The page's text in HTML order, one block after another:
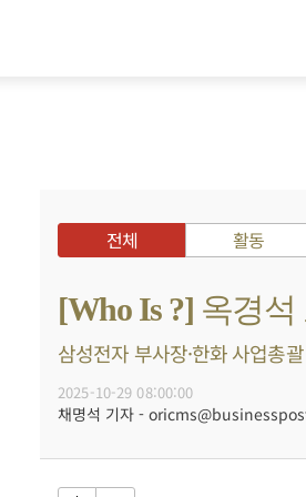
전체 활동
[Who Is ?] 옥경
삼성전자 부사장·한화 사업총
2025-10-29 08:00:00
채명석 기자 -